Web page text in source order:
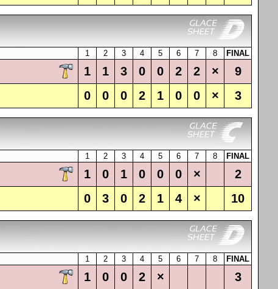
1 2 3 4 5 6 7 8 FINAL
1 1 3 0 0 2 2 ×
9
0 0 0 2 1 0 0 × 3
1 2 3 4 5 6 7 8 FINAL
1 0 1 0 0 0 ×
2
0 3 0 2 1 4 × 10
1 2 3 4 5 6 7 8 FINAL
1 0 0 2 × 3